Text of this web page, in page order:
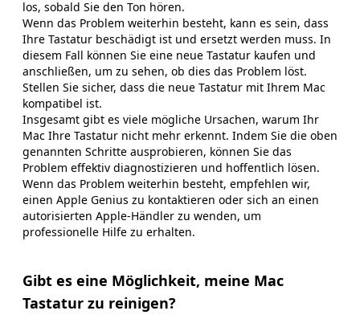
los, sobald Sie den Ton hören.
Wenn das Problem weiterhin besteht, kann es sein, dass
Ihre Tastatur beschädigt ist und ersetzt werden muss. In
diesem Fall können Sie eine neue Tastatur kaufen und
anschließen, um zu sehen, ob dies das Problem löst.
Stellen Sie sicher, dass die neue Tastatur mit Ihrem Mac
kompatibel ist.
Insgesamt gibt es viele mögliche Ursachen, warum Ihr
Mac Ihre Tastatur nicht mehr erkennt. Indem Sie die oben
genannten Schritte ausprobieren, können Sie das
Problem effektiv diagnostizieren und hoffentlich lösen.
Wenn das Problem weiterhin besteht, empfehlen wir,
einen Apple Genius zu kontaktieren oder sich an einen
autorisierten Apple-Händler zu wenden, um
professionelle Hilfe zu erhalten.
Gibt es eine Möglichkeit, meine Mac
Tastatur zu reinigen?